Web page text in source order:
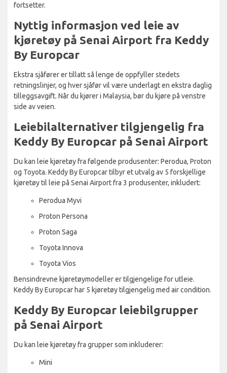
fortsetter.
Nyttig informasjon ved leie av
kjøretøy på Senai Airport fra Keddy
By Europcar
Ekstra sjåfører er tillatt så lenge de oppfyller stedets
retningslinjer, og hver sjåfør vil være underlagt en ekstra daglig
tilleggsavgift. Når du kjører i Malaysia, bør du kjøre på venstre
side av veien.
Leiebilalternativer tilgjengelig fra
Keddy By Europcar på Senai Airport
Du kan leie kjøretøy fra følgende produsenter: Perodua, Proton
og Toyota. Keddy By Europcar tilbyr et utvalg av 5 forskjellige
kjøretøy til leie på Senai Airport fra 3 produsenter, inkludert:
Perodua Myvi
Proton Persona
Proton Saga
Toyota Innova
Toyota Vios
Bensindrevne kjøretøymodeller er tilgjengelige for utleie.
Keddy By Europcar har 5 kjøretøy tilgjengelig med air condition.
Keddy By Europcar leiebilgrupper
på Senai Airport
Du kan leie kjøretøy fra grupper som inkluderer:
Mini